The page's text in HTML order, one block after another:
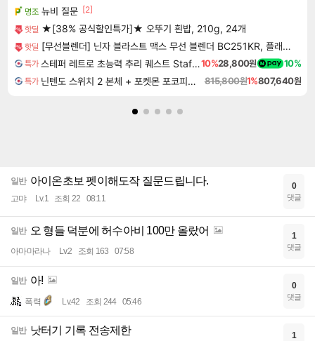
명조 뉴비 질문 [2]
핫딜 ★[38% 공식할인특가]★ 오뚜기 흰밥, 210g, 24개
핫딜 [무선블렌더] 닌자 블라스트 맥스 무선 블렌더 BC251KR, 플래티넘실버, 1개
특가 스테퍼 레트로 초능력 추리 퀘스트 Staffer Retro A Supernatural Mystery Quest10%28,800원 10%
특가 닌텐도 스위치 2 본체 + 포켓몬 포코피아 + 포켓몬스터 레전드 ZA 닌텐도 스위치 2 에디션 번들 815,800원1%807,640원
일반 아이온초보 펫이해도작 질문드립니다.
고먀 Lv.1 조회 22 08:11
0
댓글
일반 오 형들 덕분에 허수아비 100만 올랐어
아마마라나 Lv.2 조회 163 07:58
1
댓글
일반 아!
폭력 Lv.42 조회 244 05:46
0
댓글
일반 낫터기 기록 전송제한 1